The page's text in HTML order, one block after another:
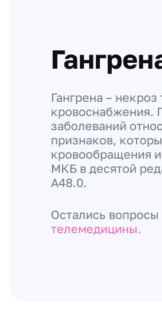
Гангрена –
кровоснабжения.
заболеваний
признаков,
кровообращения
МКБ в десятой
А48.0.
Остались
телемедицины.